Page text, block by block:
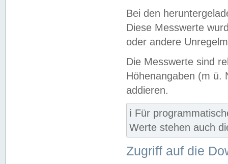
Bei den
Diese Messwerte
oder andere
Die Messwerte sind
Höhenangaben (m ü.
addieren.
ℹ️ Für
Werte stehen auch
Zugriff auf die